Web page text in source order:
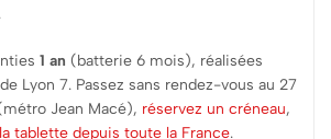
1 an (batterie 6 mois), réalisées
Lyon 7. Passez sans rendez-vous au 27
Jean Macé), réservez un créneau,
tablette depuis toute la France.